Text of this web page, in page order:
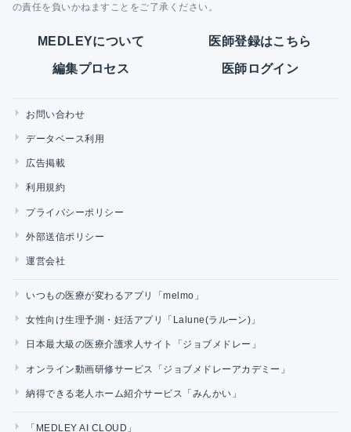
の責任を負いかねますことをご了承ください。
MEDLEYについて 医師登録はこちら
編集プロセス 医師ログイン
お問い合わせ
データベース利用
広告掲載
利用規約
プライバシーポリシー
外部送信ポリシー
運営会社
いつもの医療が変わるアプリ「melmo」
女性向け生理予測・妊活アプリ「Lalune(ラルーン)」
日本最大級の医療介護求人サイト「ジョブメドレー」
オンライン動画研修サービス「ジョブメドレーアカデミー」
納得できる老人ホーム紹介サービス「みんかい」
「MEDLEY AI CLOUD」